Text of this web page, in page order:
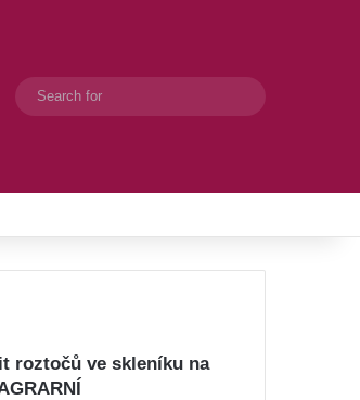
Switch skin
roztočů ve skleníku na